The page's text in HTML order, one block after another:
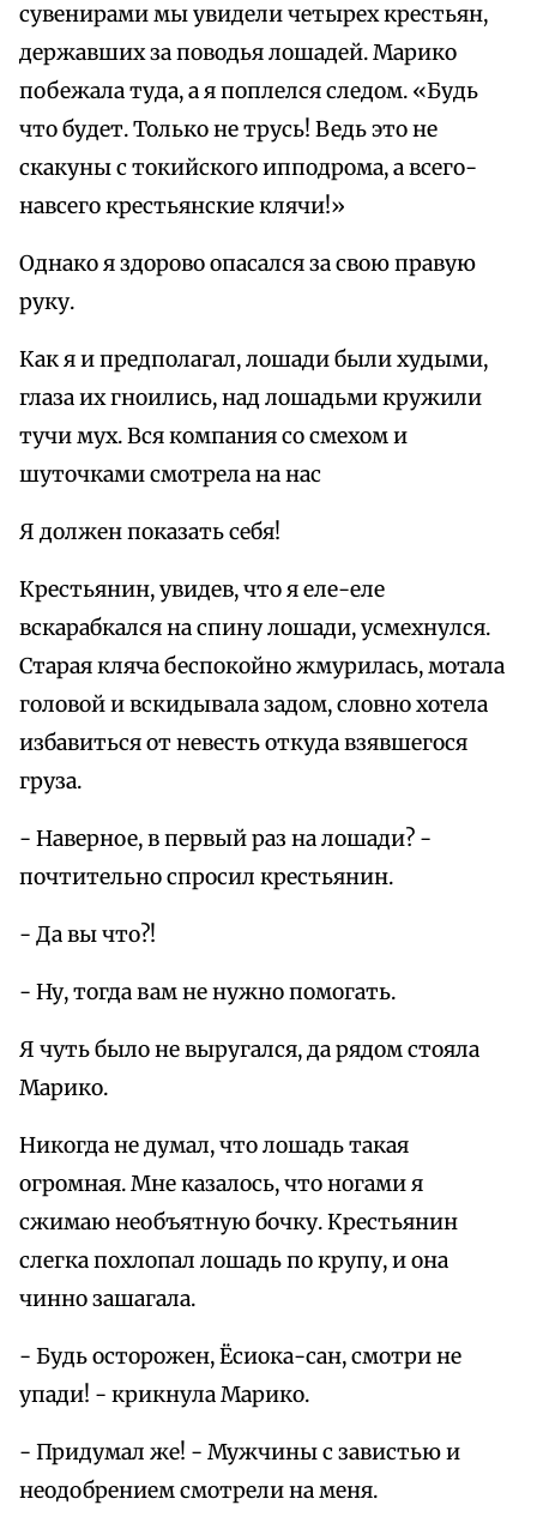
сувенирами мы увидели четырех крестьян,
державших за поводья лошадей. Марико
побежала туда, а я поплелся следом. «Будь
что будет. Только не трусь! Ведь это не
скакуны с токийского ипподрома, а всего-
навсего крестьянские клячи!»
Однако я здорово опасался за свою правую
руку.
Как я и предполагал, лошади были худыми,
глаза их гноились, над лошадьми кружили
тучи мух. Вся компания со смехом и
шуточками смотрела на нас
Я должен показать себя!
Крестьянин, увидев, что я еле-еле
вскарабкался на спину лошади, усмехнулся.
Старая кляча беспокойно жмурилась, мотала
головой и вскидывала задом, словно хотела
избавиться от невесть откуда взявшегося
груза.
- Наверное, в первый раз на лошади? -
почтительно спросил крестьянин.
- Да вы что?!
- Ну, тогда вам не нужно помогать.
Я чуть было не выругался, да рядом стояла
Марико.
Никогда не думал, что лошадь такая
огромная. Мне казалось, что ногами я
сжимаю необъятную бочку. Крестьянин
слегка похлопал лошадь по крупу, и она
чинно зашагала.
- Будь осторожен, Ёсиока-сан, смотри не
упади! - крикнула Марико.
- Придумал же! - Мужчины с завистью и
неодобрением смотрели на меня.